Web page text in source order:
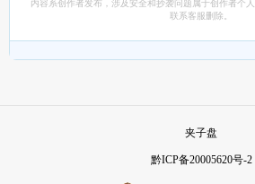
内容系创作者发布，涉及安全和抄袭问题属于创作者个
联系客服删除。
夹子盘
黔ICP备20005620号-2